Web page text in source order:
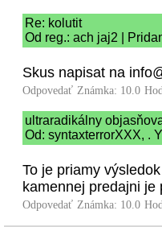
Re: kolutit
Od reg.: ach jaj2 |
Skus napisat na
Odpovedať Známka: 10.0
ultraradikálny
Od: syntaxterrorXXX, .
To je priamy
kamennej predajni
Odpovedať Známka: 10.0